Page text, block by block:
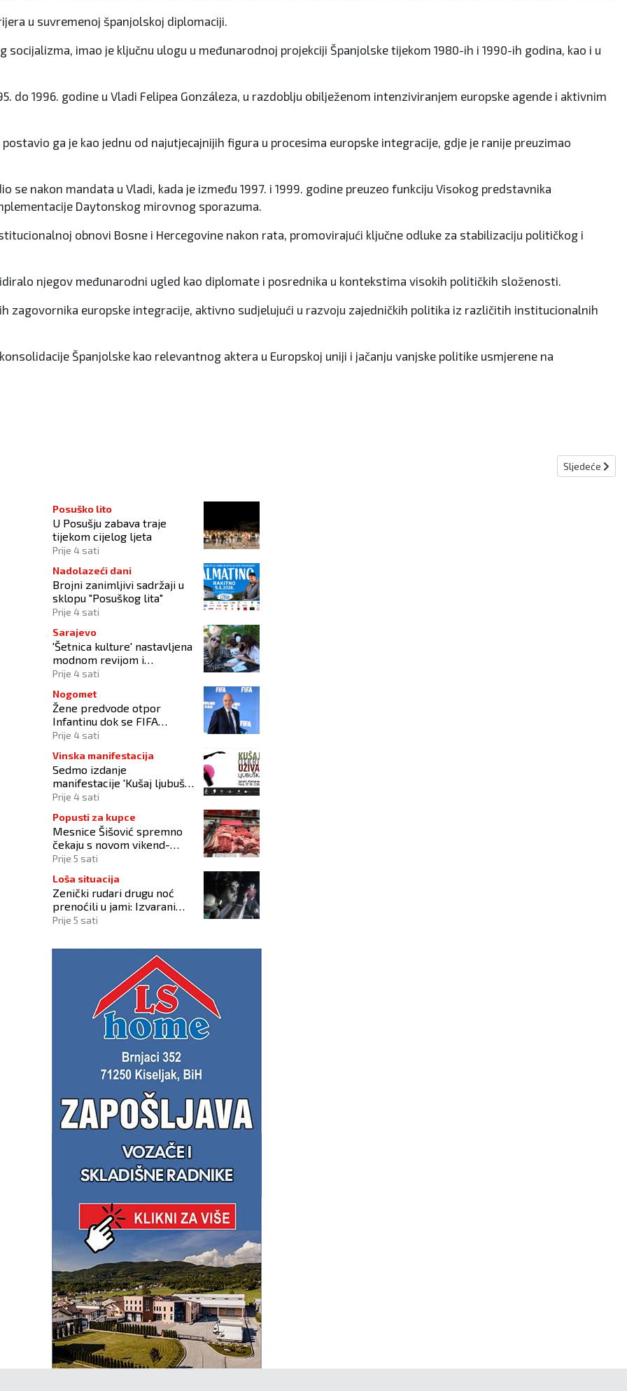
u suvremenoj španjolskoj diplomaciji.
imao je ključnu ulogu u međunarodnoj projekciji Španjolske tijekom 1980-ih i 1990-ih godina, kao i u
do 1996. godine u Vladi Felipea Gonzáleza, u razdoblju obilježenom intenziviranjem europske agende i aktivnim
ga je kao jednu od najutjecajnijih figura u procesima europske integracije, gdje je ranije preuzimao
se nakon mandata u Vladi, kada je između 1997. i 1999. godine preuzeo funkciju Visokog predstavnika
Daytonskog mirovnog sporazuma.
obnovi Bosne i Hercegovine nakon rata, promovirajući ključne odluke za stabilizaciju političkog i
njegov međunarodni ugled kao diplomate i posrednika u kontekstima visokih političkih složenosti.
zagovornika europske integracije, aktivno sudjelujući u razvoju zajedničkih politika iz različitih institucionalnih
Španjolske kao relevantnog aktera u Europskoj uniji i jačanju vanjske politike usmjerene na
člana Predsjedništva i strategiju za izbore Sljedeći
Sljedeće
Posuško lito
U Posušju zabava traje
tijekom cijelog ljeta
Prije 4 sati
Nadolazeći dani
Brojni zanimljivi sadržaji u
sklopu "Posuškog lita"
Prije 4 sati
Sarajevo
'Šetnica kulture' nastavljena
modnom revijom i
predstavljanjem kozmetike
Prije 4 sati
Nogomet
Žene predvode otpor
Infantinu dok se FIFA
suočava s krizom
Prije 4 sati
Vinska manifestacija
Sedmo izdanje
manifestacije 'Kušaj ljubuška
vina' donosi vrhunska vina,
Prije 4 sati
Popusti za kupce
Mesnice Šišović spremno
čekaju s novom vikend-
akcijom!
Prije 5 sati
Loša situacija
Zenički rudari drugu noć
prenoćili u jami: Izvarani
smo, više nikome ne
Prije 5 sati